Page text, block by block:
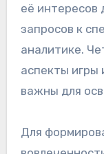
её интересов
запросов к
аналитике.
аспекты игры
важны для
Для